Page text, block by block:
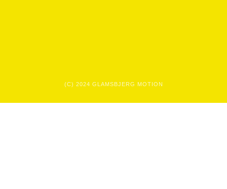
(C) 2024 GLAMSBJERG MOTION